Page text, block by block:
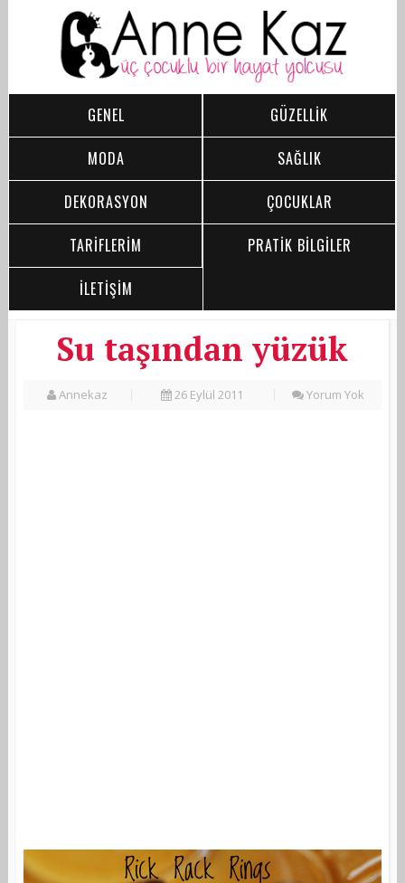
GENEL
GÜZELLİK
MODA
SAĞLIK
DEKORASYON
ÇOCUKLAR
TARİFLERİM
PRATİK BİLGİLER
İLETİŞİM
Su taşından yüzük
Annekaz 26 Eylül 2011 Yorum Yok